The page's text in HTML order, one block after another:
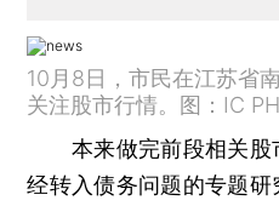
10月8日，市民在江苏省
关注股市行情。图：IC
本来做完前段相关股
经转入债务问题的专题